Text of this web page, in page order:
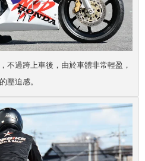
不過跨上車後，由於車體非常輕盈，
壓迫感。